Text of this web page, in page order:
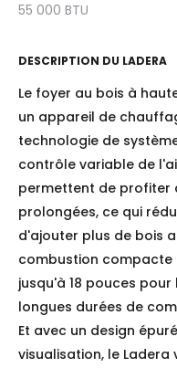
55 000 BTU
DESCRIPTION DU LADERA
Le foyer au bois à
un appareil de
technologie de
contrôle variable de
permettent de profiter
prolongées, ce qui
d'ajouter plus de bois
combustion compacte
jusqu'à 18 pouces
longues durées de
Et avec un design
visualisation, le